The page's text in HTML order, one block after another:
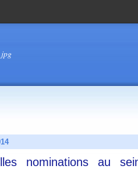
nominations au